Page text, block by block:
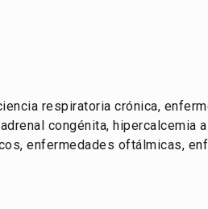
respiratoria crónica,
congénita,
enfermedades oftálmicas,